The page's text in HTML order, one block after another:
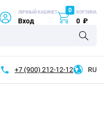
ЛИЧНЫЙ КАБИНЕТ
Вход
0 КОРЗИНА
0 ₽
+7 (900) 212-12-12 RU